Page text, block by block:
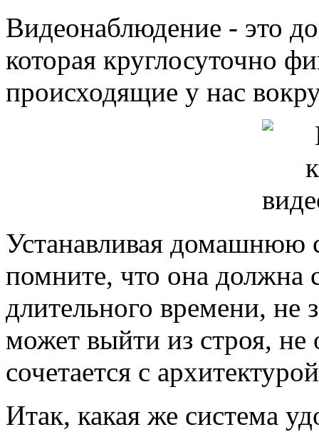
Видеонаблюдение - это
которая круглосуточно
происходящие у нас
Устанавливая домашнюю
помните, что она должна
длительного времени, не
может выйти из строя, не
сочетается с
Итак, какая же система